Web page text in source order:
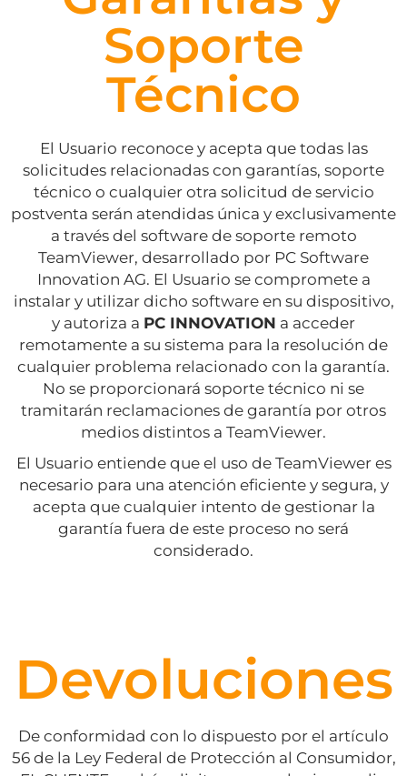
Soporte
Técnico
El Usuario reconoce y acepta que todas las
solicitudes relacionadas con garantías, soporte
técnico o cualquier otra solicitud de servicio
postventa serán atendidas única y exclusivamente
a través del software de soporte remoto
TeamViewer, desarrollado por PC Software
Innovation AG. El Usuario se compromete a
instalar y utilizar dicho software en su dispositivo,
y autoriza a PC INNOVATION a acceder
remotamente a su sistema para la resolución de
cualquier problema relacionado con la garantía.
No se proporcionará soporte técnico ni se
tramitarán reclamaciones de garantía por otros
medios distintos a TeamViewer.
El Usuario entiende que el uso de TeamViewer es
necesario para una atención eficiente y segura, y
acepta que cualquier intento de gestionar la
garantía fuera de este proceso no será
considerado.
Devoluciones
De conformidad con lo dispuesto por el artículo
56 de la Ley Federal de Protección al Consumidor,